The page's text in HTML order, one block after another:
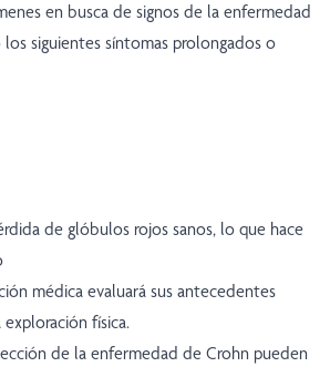
en busca de signos de la enfermedad
siguientes síntomas prolongados o
de glóbulos rojos sanos, lo que hace
médica evaluará sus antecedentes
física.
de la enfermedad de Crohn pueden